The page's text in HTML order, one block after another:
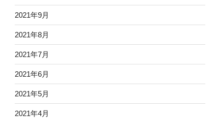
2021年9月
2021年8月
2021年7月
2021年6月
2021年5月
2021年4月